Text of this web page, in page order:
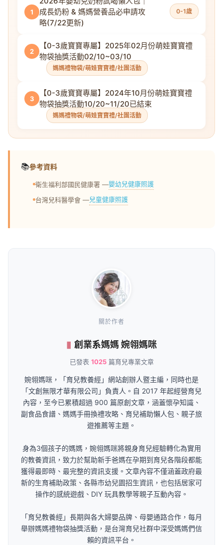
1
成長奶粉 & 媽媽營養品必申請攻
略(7/22更新)
0-1歲
2
【0-3歲寶寶專屬】2025年02月份萌娃寶寶禮
物袋抽獎活動02/10~03/10
媽媽禮物袋/萌娃寶寶禮/社團活動
3
【0-3歲寶寶專屬】2024年10月份萌娃寶寶禮
物袋抽獎活動10/20~11/20已結束
媽媽禮物袋/萌娃寶寶禮/社團活動
📚參考資料
衛生福利部國民健康署 —嬰幼兒健康照護
台灣兒科醫學會 —兒童健康照護
關於作者
創業系媽媽 婉翎媽咪
已發表 1025篇育兒專業文章
婉翎媽咪，「育兒教養經」網站創辦人暨主編，同時也是
「文創無限才華有限公司」負責人。自 2017 年起經營育兒
內容，至今已累積超過 900 篇原創文章，涵蓋懷孕知識、
副食品食譜、媽媽手冊換禮攻略、育兒補助懶人包、親子旅
遊推薦等主題。
身為3個孩子的媽媽，婉翎媽咪將親身育兒經驗轉化為實用
的教養資訊，致力於幫助新手爸媽在孕期到育兒各階段都能
獲得最即時、最完整的資訊支援。文章內容不僅涵蓋政府最
新的生育補助政策、各縣市幼兒園招生資訊，也包括居家可
操作的感統遊戲、DIY 玩具教學等親子互動內容。
「育兒教養經」長期與各大婦嬰品牌、母嬰通路合作，每月
舉辦媽媽禮物袋抽獎活動，是台灣育兒社群中深受媽媽們信
賴的資訊平台。